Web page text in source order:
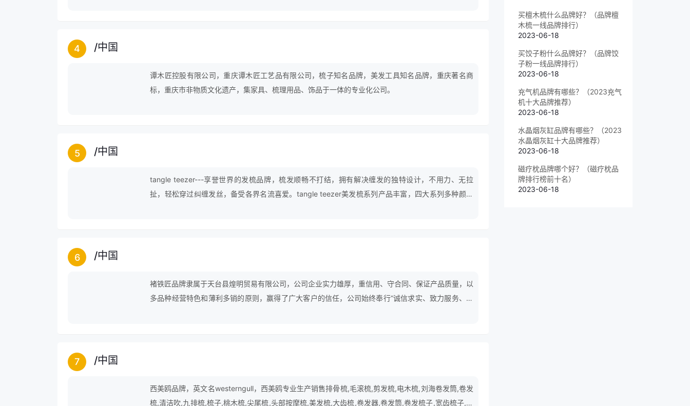
4 /中国
谭木匠控股有限公司，重庆谭木匠工艺品有限公司，梳子知名品牌，美发工具知名品牌，重庆著名商
标，重庆市非物质文化遗产，集家具、梳理用品、饰品于一体的专业化公司。
5 /中国
tangle teezer---享誉世界的发梳品牌，梳发顺畅不打结，拥有解决缠发的独特设计，不用力、无拉
扯，轻松穿过纠缠发丝，备受各界名流喜爱。tangle teezer美发梳系列产品丰富，四大系列多种颜色
6 /中国
褚铁匠品牌隶属于天台县煌明贸易有限公司，公司企业实力雄厚，重信用、守合同、保证产品质量，以
多品种经营特色和薄利多销的原则，赢得了广大客户的信任，公司始终奉行“诚信求实、致力服务、唯
7 /中国
西美鸥品牌，英文名westerngull，西美鸥专业生产销售排骨梳,毛滚梳,剪发梳,电木梳,刘海卷发筒,卷发
梳,清洁吹,九排梳,梳子,桃木梳,尖尾梳,头部按摩梳,美发梳,大齿梳,卷发器,卷发筒,卷发梳子,宽齿梳子,美
买檀木梳什么品牌好？（品牌檀
木梳一线品牌排行）
2023-06-18
买饺子粉什么品牌好？（品牌饺
子粉一线品牌排行）
2023-06-18
充气机品牌有哪些？（2023充气
机十大品牌推荐）
2023-06-18
水晶烟灰缸品牌有哪些？（2023
水晶烟灰缸十大品牌推荐）
2023-06-18
磁疗枕品牌哪个好？（磁疗枕品
牌排行榜前十名）
2023-06-18